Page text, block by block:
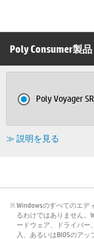
Poly Consumer製品
Poly Voyager
≫ 説明を見る
※ Windowsのすべてのエデ
るわけではありません。
ードウェア、ドライバー
入、あるいはBIOSのア